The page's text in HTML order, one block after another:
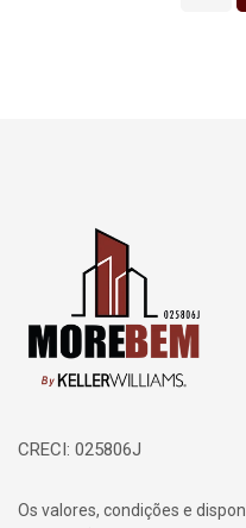
Página inicial
CRECI: 025806J
Os valores, condições e